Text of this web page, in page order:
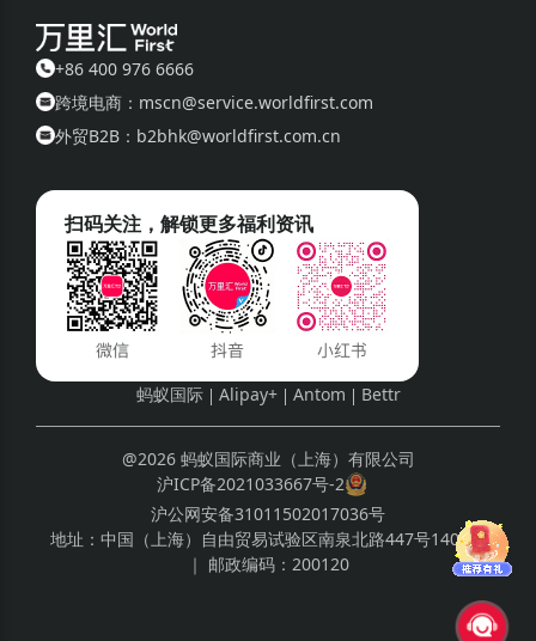
0-9766-666）
+86 400 976 6666
跨境电商：mscn@service.worldfirst.com
外贸B2B：b2bhk@worldfirst.com.cn
扫码关注，解锁更多福利资讯
蚂蚁国际 Alipay+ Antom Bettr
@2026 蚂蚁国际商业（上海）有限公司
沪ICP备2021033667号-2
沪公网安备31011502017036号
地址： 中国（上海）自由贸易试验区南泉北路447号1408室
｜ 邮政编码： 200120